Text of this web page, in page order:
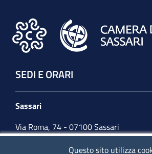
SEDI E ORARI
Sassari
Via Roma, 74 - 07100 Sassari
Tel. 079 2080274
Questo sito utilizza